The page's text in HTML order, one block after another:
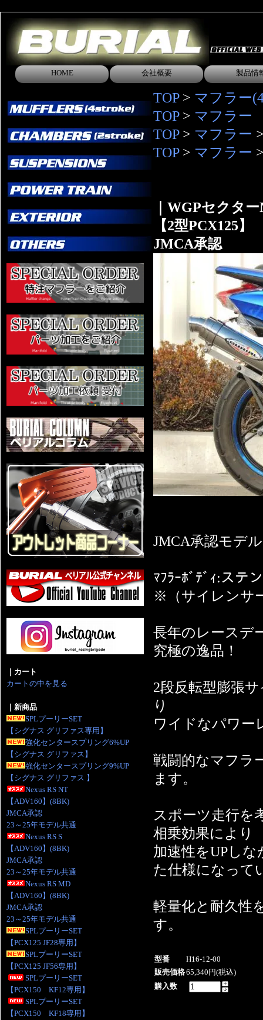
HOME 会社概要 製品情
｜カート
カートの中を見る
｜新商品
SPLプーリーSET
【シグナス グリファス専用】
強化センタースプリング6%UP
【シグナス グリファス】
強化センタースプリング9%UP
【シグナス グリファス 】
Nexus RS NT
【ADV160】(8BK)
JMCA承認
23～25年モデル共通
Nexus RS S
【ADV160】(8BK)
JMCA承認
23～25年モデル共通
Nexus RS MD
【ADV160】(8BK)
JMCA承認
23～25年モデル共通
SPLプーリーSET
【PCX125 JF28専用】
SPLプーリーSET
【PCX125 JF56専用】
SPLプーリーSET
【PCX150 KF12専用】
SPLプーリーSET
【PCX150 KF18専用】
TOP> マフラー
TOP > マフラー
TOP > マフラー
TOP > マフラー
｜WGPセクタ
【2型PCX125】
JMCA承認
JMCA承認モデル
ﾏﾌﾗｰﾎﾞﾃﾞｨ:ステ
※（サイレンサ
長年のレースデ
究極の逸品！
2段反転型膨張
り
ワイドなパワー
戦闘的なマフラ
ます。
スポーツ走行を
相乗効果により
加速性をUPし
た仕様になって
軽量化と耐久性
す。
型番
H16-12-00
販売価格65,340円(税込)
購入数